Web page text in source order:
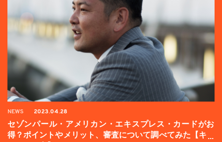
NEWS 2023.04.28
セゾンパール・アメリカン・エキスプレス・カードがお
得？ポイントやメリット、審査について調べてみた【キャ